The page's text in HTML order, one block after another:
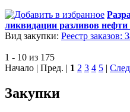
ликвидации разливов нефти
Вид закупки: Реестр заказов:
1 - 10 из 175
Начало | Пред. | 1 2 3 4 5 |
Закупки